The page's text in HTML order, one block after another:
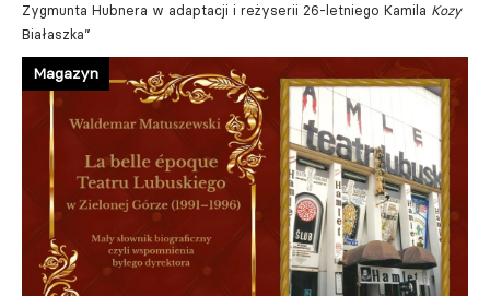
Zygmunta Hubnera w adaptacji i reżyserii 26-letniego Kamila Kozy
Białaszka”
Magazyn